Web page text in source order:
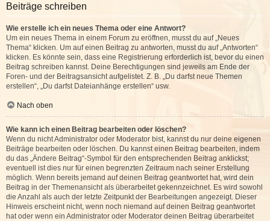
Beiträge schreiben
Wie erstelle ich ein neues Thema oder eine Antwort?
Um ein neues Thema in einem Forum zu eröffnen, musst du auf „Neues
Thema“ klicken. Um auf einen Beitrag zu antworten, musst du auf „Antworten“
klicken. Es könnte sein, dass eine Registrierung erforderlich ist, bevor du einen
Beitrag schreiben kannst. Deine Berechtigungen sind jeweils am Ende der
Foren- und der Beitragsansicht aufgelistet. Z. B. „Du darfst neue Themen
erstellen“, „Du darfst Dateianhänge erstellen“ usw.
Nach oben
Wie kann ich einen Beitrag bearbeiten oder löschen?
Wenn du nicht Administrator oder Moderator bist, kannst du nur deine eigenen
Beiträge bearbeiten oder löschen. Du kannst einen Beitrag bearbeiten, indem
du das „Ändere Beitrag“-Symbol für den entsprechenden Beitrag anklickst;
eventuell ist dies nur für einen begrenzten Zeitraum nach seiner Erstellung
möglich. Wenn bereits jemand auf deinen Beitrag geantwortet hat, wird dein
Beitrag in der Themenansicht als überarbeitet gekennzeichnet. Es wird sowohl
die Anzahl als auch der letzte Zeitpunkt der Bearbeitungen angezeigt. Dieser
Hinweis erscheint nicht, wenn noch niemand auf deinen Beitrag geantwortet
hat oder wenn ein Administrator oder Moderator deinen Beitrag überarbeitet